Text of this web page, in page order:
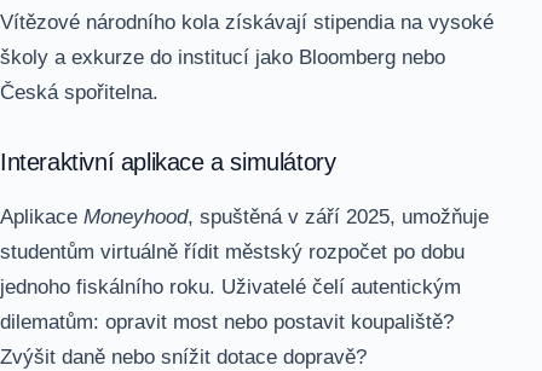
Vítězové národního kola získávají stipendia na vysoké
školy a exkurze do institucí jako Bloomberg nebo
Česká spořitelna.
Interaktivní aplikace a simulátory
Aplikace Moneyhood, spuštěná v září 2025, umožňuje
studentům virtuálně řídit městský rozpočet po dobu
jednoho fiskálního roku. Uživatelé čelí autentickým
dilematům: opravit most nebo postavit koupaliště?
Zvýšit daně nebo snížit dotace dopravě?